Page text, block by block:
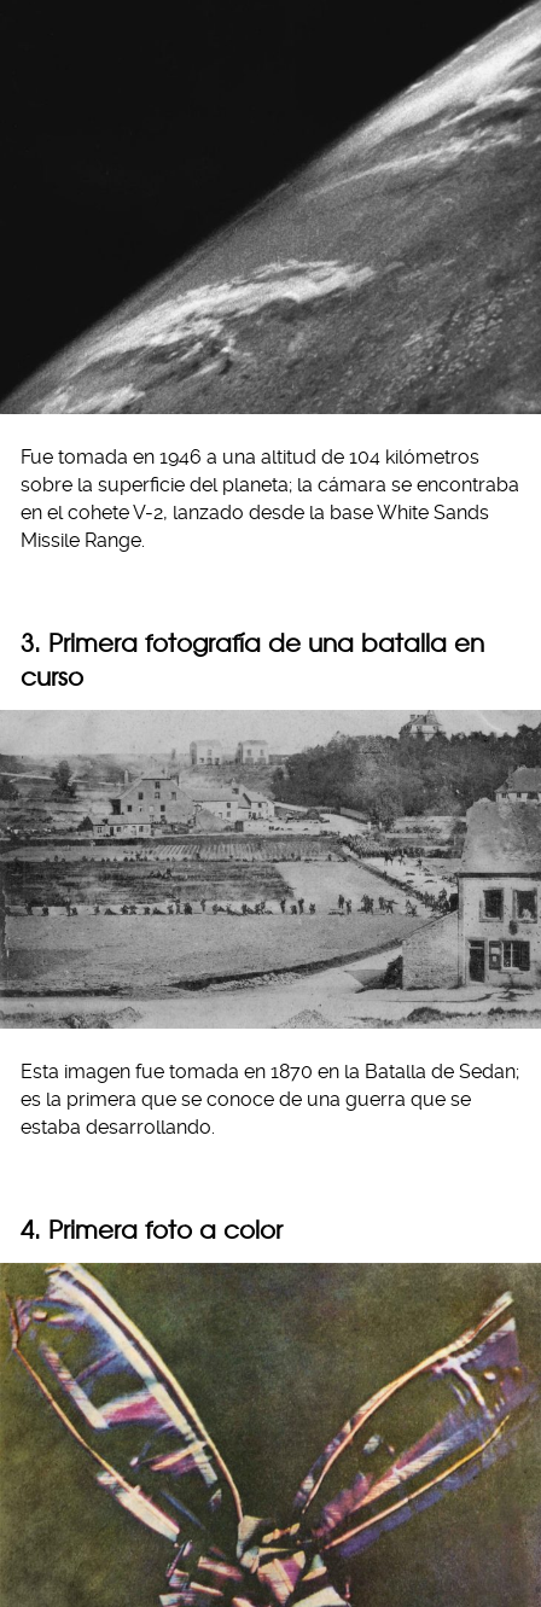
Fue tomada en 1946 a una altitud de 104 kilómetros
sobre la superficie del planeta; la cámara se encontraba
en el cohete V-2, lanzado desde la base White Sands
Missile Range.
3. Primera fotografía de una batalla en
curso
Esta imagen fue tomada en 1870 en la Batalla de Sedan;
es la primera que se conoce de una guerra que se
estaba desarrollando.
4. Primera foto a color